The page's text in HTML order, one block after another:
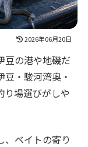
2026年06月20日
豆の港や地磯だ
・駿河湾奥・
り場選びがしや
、ベイトの寄り